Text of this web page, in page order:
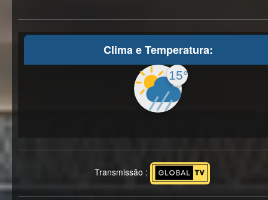
Clima e Temperatura:
15°
Transmissão :